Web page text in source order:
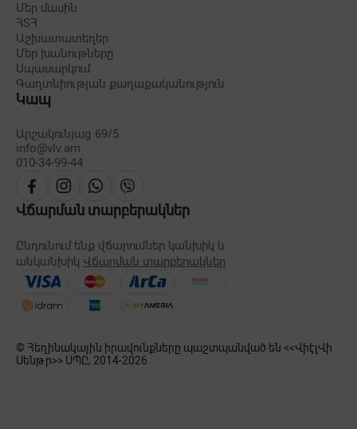
Մեր մասին
ՀՏՀ
Աշխատատեղեր
Մեր խանութները
Սպասարկում
Գաղտնիության քաղաքականություն
Կապ
Արշակունյաց 69/5
info@vlv.am
010-34-99-44
Վճարման տարբերակներ
Ընդունում ենք վճարումներ կանխիկ և
անկանխիկ Վճարման տարբերակներ
© Հեղինակային իրավունքները պաշտպանված են <<ՎիէլՎի
Սենթր>> ՍՊԸ, 2014-2026